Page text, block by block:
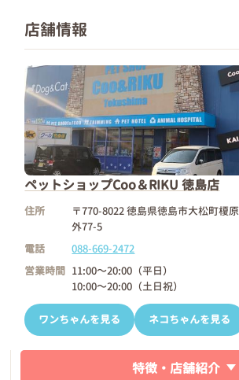
店舗情報
ペットショップCoo＆RIKU 徳島店
住所
〒770-8022 徳島県徳島市大松町榎原
外77-5
電話
088-669-2472
営業時間 11:00～20:00（平日）
10:00～20:00（土日祝）
ワンちゃんを見る ネコちゃんを見る
特徴・店舗紹介